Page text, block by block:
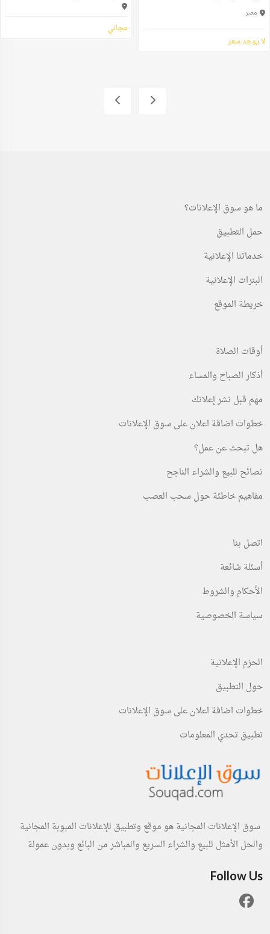
مصر
لا يوجد سعر
مجاني
ما هو سوق الإعلانات؟
حمل التطبيق
خدماتنا الإعلانية
البنرات الإعلانية
خريطة الموقع
أوقات الصلاة
أذكار الصباح والمساء
مهم قبل نشر إعلانك
خطوات اضافة اعلان على سوق الإعلانات
هل تبحث عن عمل؟
نصائح للبيع والشراء الناجح
مفاهيم خاطئة حول سحب العصب
اتصل بنا
أسئلة شائعة
الأحكام والشروط
سياسة الخصوصية
الحزم الإعلانية
حول التطبيق
خطوات اضافة اعلان على سوق الإعلانات
تطبيق تحدي المعلومات
سوق الإعلانات المجانية هو موقع وتطبيق للإعلانات المبوبة المجانية
والحل الأمثل للبيع والشراء السريع والمباشر من البائع وبدون عمولة
Follow Us